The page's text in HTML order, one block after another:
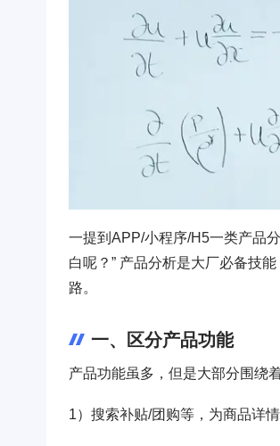
一提到APP/小程序/H5一类产品
白呢？” 产品分析是大厂必备技
路。
一、区分产品功能
产品功能虽多，但是大部分围绕
1）搜索补贴/团购等，为商品详